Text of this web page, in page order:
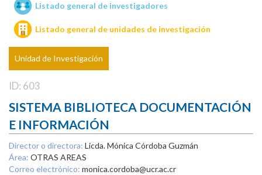
Unidades de investigación
Listado general de investigadores
Listado general de unidades de investigación
Unidad de Investigación
ID: 603
SISTEMA BIBLIOTECA DOCUMENTACIÓN
E INFORMACIÓN
Director o directora: Licda. Mónica Córdoba Guzmán
Área: OTRAS AREAS
Correo electrónico: monica.cordoba@ucr.ac.cr